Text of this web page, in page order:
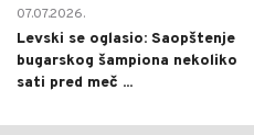
07.07.2026.
Levski se oglasio: Saopštenje
bugarskog šampiona nekoliko
sati pred meč ...